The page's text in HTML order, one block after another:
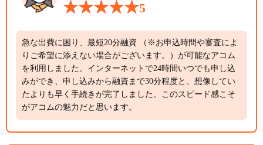
5
急な出費に困り、最短20分融資 （※お申込時間や審査によ
りご希望に添えない場合がございます。）が可能なアコム
を利用しました。インターネットで24時間いつでも申し込
みができ、申し込みから融資まで30分程度と、想像してい
たよりも早く手続きが完了しました。このスピード感こそ
がアコムの魅力だと思います。